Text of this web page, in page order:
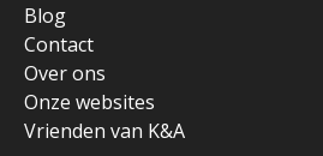
Blog
Contact
Over ons
Onze websites
Vrienden van K&A